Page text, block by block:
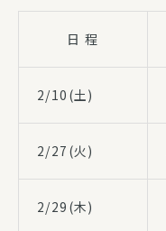
日 程
2/10(土)
2/27(火)
2/29(木)